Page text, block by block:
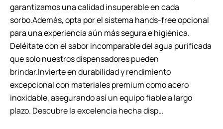
garantizamos una calidad insuperable en cada
sorbo.Además, opta por el sistema hands-free opcional
para una experiencia aún más segura e higiénica.
Deléitate con el sabor incomparable del agua purificada
que solo nuestros dispensadores pueden
brindar.Invierte en durabilidad y rendimiento
excepcional con materiales premium como acero
inoxidable, asegurando así un equipo fiable a largo
plazo. Descubre la excelencia hecha disp…